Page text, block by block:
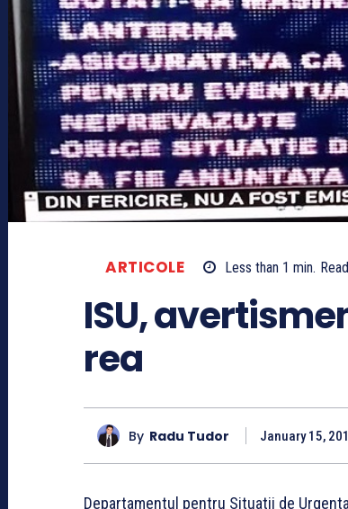
ARTICOLE Less than 1 min. Read
ISU,
rea
By Radu Tudor January 15,
Departamentul pentru Situatii de